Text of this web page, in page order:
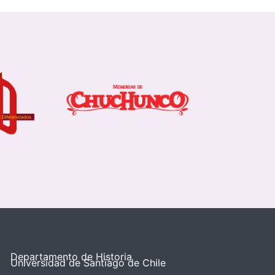
Departamento de Historia
Universidad de Santiago de Chile